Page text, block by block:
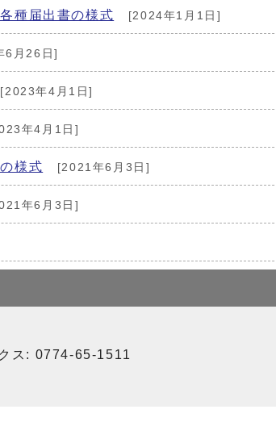
種届出書の様式 [2024年1月1日]
6月26日]
[2023年4月1日]
年4月1日]
様式 [2021年6月3日]
年6月3日]
ス: 0774-65-1511